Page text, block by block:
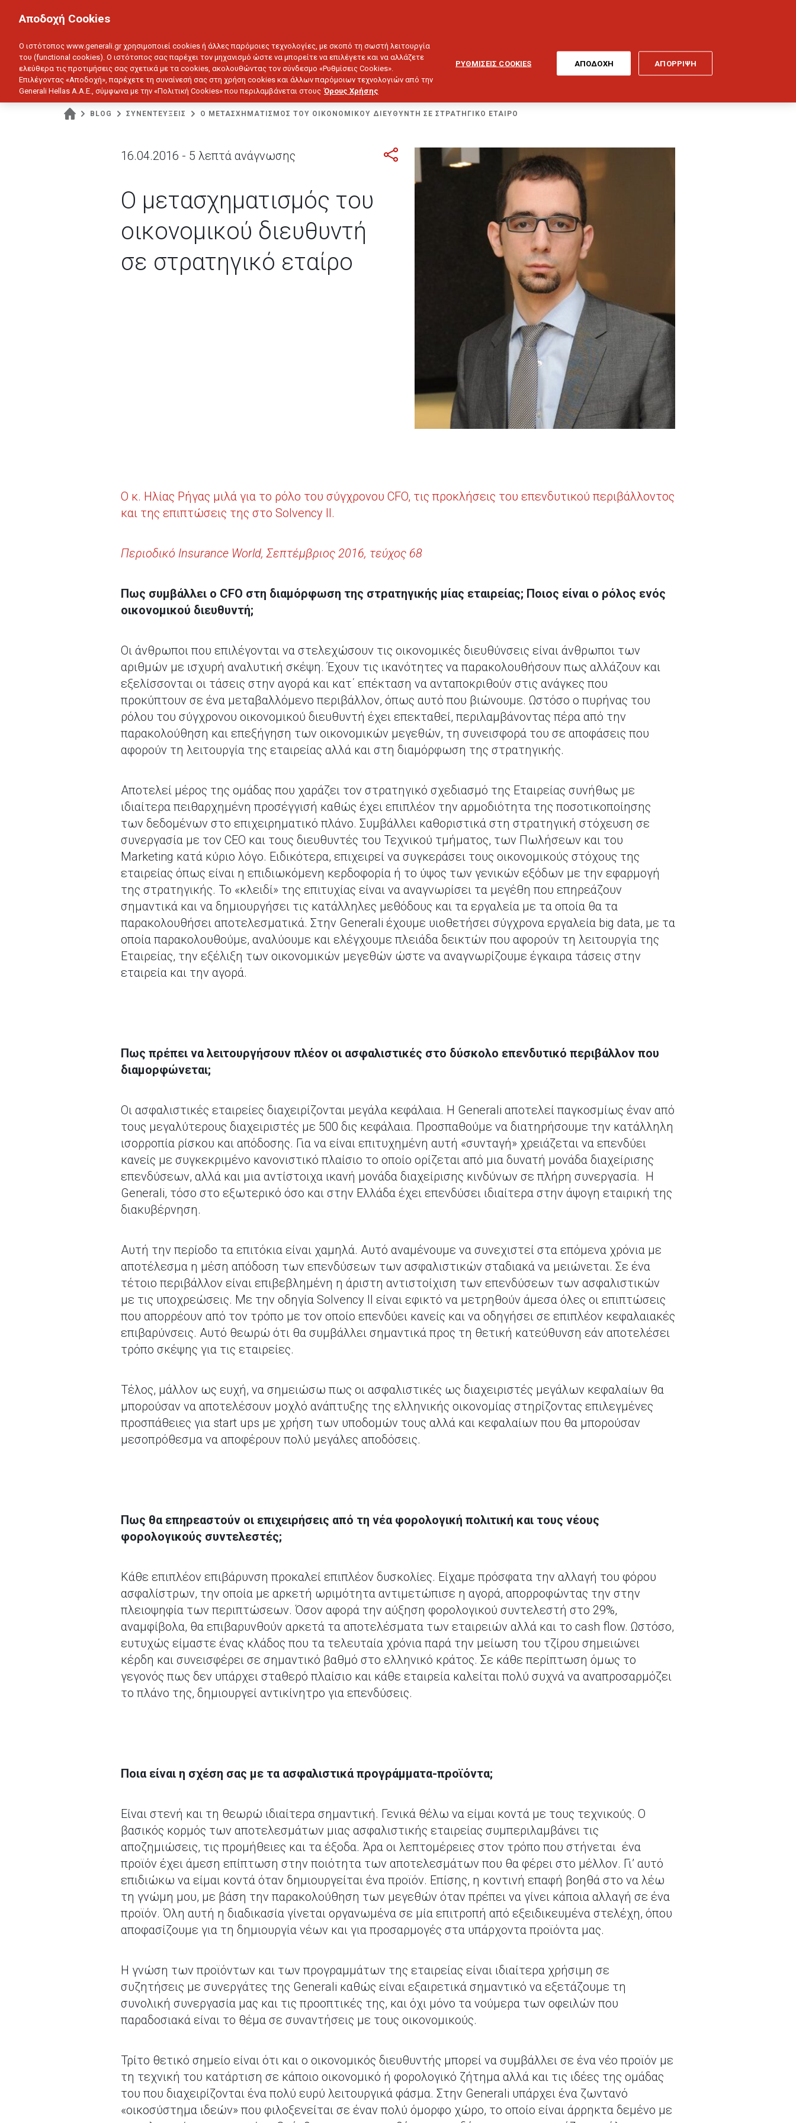
ΥΓΕΙΑ ΑΥΤΟΚΙΝΗΤΟ ΣΠΙΤΙ ΑΠΟΤΑΜΙΕΥΣΗ & ΕΠΕΝΔΥΣΕΙΣ ΤΑΞΙΔΙ ΣΚΑΦΟΣ
BLOG ΣΥΝΕΝΤΕΥΞΕΙΣ Ο ΜΕΤΑΣΧΗΜΑΤΙΣΜΟΣ ΤΟΥ ΟΙΚΟΝΟΜΙΚΟΥ ΔΙΕΥΘΥΝΤΗ ΣΕ ΣΤΡΑΤΗΓΙΚΟ ΕΤΑΙΡΟ
16.04.2016 - 5 λεπτά ανάγνωσης
Ο μετασχηματισμός του
οικονομικού διευθυντή
σε στρατηγικό εταίρο
Ο κ. Ηλίας Ρήγας μιλά για το ρόλο του σύγχρονου CFO, τις προκλήσεις του επενδυτικού περιβάλλοντος
και της επιπτώσεις της στο Solvency II.
Περιοδικό Insurance World, Σεπτέμβριος 2016, τεύχος 68
Πως συμβάλλει ο CFO στη διαμόρφωση της στρατηγικής μίας εταιρείας; Ποιος είναι ο ρόλος ενός
οικονομικού διευθυντή;
Οι άνθρωποι που επιλέγονται να στελεχώσουν τις οικονομικές διευθύνσεις είναι άνθρωποι των
αριθμών με ισχυρή αναλυτική σκέψη. Έχουν τις ικανότητες να παρακολουθήσουν πως αλλάζουν και
εξελίσσονται οι τάσεις στην αγορά και κατ΄ επέκταση να ανταποκριθούν στις ανάγκες που
προκύπτουν σε ένα μεταβαλλόμενο περιβάλλον, όπως αυτό που βιώνουμε. Ωστόσο ο πυρήνας του
ρόλου του σύγχρονου οικονομικού διευθυντή έχει επεκταθεί, περιλαμβάνοντας πέρα από την
παρακολούθηση και επεξήγηση των οικονομικών μεγεθών, τη συνεισφορά του σε αποφάσεις που
αφορούν τη λειτουργία της εταιρείας αλλά και στη διαμόρφωση της στρατηγικής.
Αποτελεί μέρος της ομάδας που χαράζει τον στρατηγικό σχεδιασμό της Εταιρείας συνήθως με
ιδιαίτερα πειθαρχημένη προσέγγισή καθώς έχει επιπλέον την αρμοδιότητα της ποσοτικοποίησης
των δεδομένων στο επιχειρηματικό πλάνο. Συμβάλλει καθοριστικά στη στρατηγική στόχευση σε
συνεργασία με τον CEO και τους διευθυντές του Τεχνικού τμήματος, των Πωλήσεων και του
Marketing κατά κύριο λόγο. Ειδικότερα, επιχειρεί να συγκεράσει τους οικονομικούς στόχους της
εταιρείας όπως είναι η επιδιωκόμενη κερδοφορία ή το ύψος των γενικών εξόδων με την εφαρμογή
της στρατηγικής. Το «κλειδί» της επιτυχίας είναι να αναγνωρίσει τα μεγέθη που επηρεάζουν
σημαντικά και να δημιουργήσει τις κατάλληλες μεθόδους και τα εργαλεία με τα οποία θα τα
παρακολουθήσει αποτελεσματικά. Στην Generali έχουμε υιοθετήσει σύγχρονα εργαλεία big data, με τα
οποία παρακολουθούμε, αναλύουμε και ελέγχουμε πλειάδα δεικτών που αφορούν τη λειτουργία της
Εταιρείας, την εξέλιξη των οικονομικών μεγεθών ώστε να αναγνωρίζουμε έγκαιρα τάσεις στην
εταιρεία και την αγορά.
Πως πρέπει να λειτουργήσουν πλέον οι ασφαλιστικές στο δύσκολο επενδυτικό περιβάλλον που
διαμορφώνεται;
Οι ασφαλιστικές εταιρείες διαχειρίζονται μεγάλα κεφάλαια. Η Generali αποτελεί παγκοσμίως έναν από
τους μεγαλύτερους διαχειριστές με 500 δις κεφάλαια. Προσπαθούμε να διατηρήσουμε την κατάλληλη
ισορροπία ρίσκου και απόδοσης. Για να είναι επιτυχημένη αυτή «συνταγή» χρειάζεται να επενδύει
κανείς με συγκεκριμένο κανονιστικό πλαίσιο το οποίο ορίζεται από μια δυνατή μονάδα διαχείρισης
επενδύσεων, αλλά και μια αντίστοιχα ικανή μονάδα διαχείρισης κινδύνων σε πλήρη συνεργασία. Η
Generali, τόσο στο εξωτερικό όσο και στην Ελλάδα έχει επενδύσει ιδιαίτερα στην άψογη εταιρική της
διακυβέρνηση.
Αυτή την περίοδο τα επιτόκια είναι χαμηλά. Αυτό αναμένουμε να συνεχιστεί στα επόμενα χρόνια με
αποτέλεσμα η μέση απόδοση των επενδύσεων των ασφαλιστικών σταδιακά να μειώνεται. Σε ένα
τέτοιο περιβάλλον είναι επιβεβλημένη η άριστη αντιστοίχιση των επενδύσεων των ασφαλιστικών
με τις υποχρεώσεις. Με την οδηγία Solvency II είναι εφικτό να μετρηθούν άμεσα όλες οι επιπτώσεις
που απορρέουν από τον τρόπο με τον οποίο επενδύει κανείς και να οδηγήσει σε επιπλέον κεφαλαιακές
επιβαρύνσεις. Αυτό θεωρώ ότι θα συμβάλλει σημαντικά προς τη θετική κατεύθυνση εάν αποτελέσει
τρόπο σκέψης για τις εταιρείες.
Τέλος, μάλλον ως ευχή, να σημειώσω πως οι ασφαλιστικές ως διαχειριστές μεγάλων κεφαλαίων θα
μπορούσαν να αποτελέσουν μοχλό ανάπτυξης της ελληνικής οικονομίας στηρίζοντας επιλεγμένες
προσπάθειες για start ups με χρήση των υποδομών τους αλλά και κεφαλαίων που θα μπορούσαν
μεσοπρόθεσμα να αποφέρουν πολύ μεγάλες αποδόσεις.
Πως θα επηρεαστούν οι επιχειρήσεις από τη νέα φορολογική πολιτική και τους νέους
φορολογικούς συντελεστές;
Κάθε επιπλέον επιβάρυνση προκαλεί επιπλέον δυσκολίες. Είχαμε πρόσφατα την αλλαγή του φόρου
ασφαλίστρων, την οποία με αρκετή ωριμότητα αντιμετώπισε η αγορά, απορροφώντας την στην
πλειοψηφία των περιπτώσεων. Όσον αφορά την αύξηση φορολογικού συντελεστή στο 29%,
αναμφίβολα, θα επιβαρυνθούν αρκετά τα αποτελέσματα των εταιρειών αλλά και το cash flow. Ωστόσο,
ευτυχώς είμαστε ένας κλάδος που τα τελευταία χρόνια παρά την μείωση του τζίρου σημειώνει
κέρδη και συνεισφέρει σε σημαντικό βαθμό στο ελληνικό κράτος. Σε κάθε περίπτωση όμως το
γεγονός πως δεν υπάρχει σταθερό πλαίσιο και κάθε εταιρεία καλείται πολύ συχνά να αναπροσαρμόζει
το πλάνο της, δημιουργεί αντικίνητρο για επενδύσεις.
Ποια είναι η σχέση σας με τα ασφαλιστικά προγράμματα-προϊόντα;
Είναι στενή και τη θεωρώ ιδιαίτερα σημαντική. Γενικά θέλω να είμαι κοντά με τους τεχνικούς. Ο
βασικός κορμός των αποτελεσμάτων μιας ασφαλιστικής εταιρείας συμπεριλαμβάνει τις
αποζημιώσεις, τις προμήθειες και τα έξοδα. Άρα οι λεπτομέρειες στον τρόπο που στήνεται ένα
προϊόν έχει άμεση επίπτωση στην ποιότητα των αποτελεσμάτων που θα φέρει στο μέλλον. Γι’ αυτό
επιδιώκω να είμαι κοντά όταν δημιουργείται ένα προϊόν. Επίσης, η κοντινή επαφή βοηθά στο να λέω
τη γνώμη μου, με βάση την παρακολούθηση των μεγεθών όταν πρέπει να γίνει κάποια αλλαγή σε ένα
προϊόν. Όλη αυτή η διαδικασία γίνεται οργανωμένα σε μία επιτροπή από εξειδικευμένα στελέχη, όπου
αποφασίζουμε για τη δημιουργία νέων και για προσαρμογές στα υπάρχοντα προϊόντα μας.
Η γνώση των προϊόντων και των προγραμμάτων της εταιρείας είναι ιδιαίτερα χρήσιμη σε
συζητήσεις με συνεργάτες της Generali καθώς είναι εξαιρετικά σημαντικό να εξετάζουμε τη
συνολική συνεργασία μας και τις προοπτικές της, και όχι μόνο τα νούμερα των οφειλών που
παραδοσιακά είναι το θέμα σε συναντήσεις με τους οικονομικούς.
Τρίτο θετικό σημείο είναι ότι και ο οικονομικός διευθυντής μπορεί να συμβάλλει σε ένα νέο προϊόν με
τη τεχνική του κατάρτιση σε κάποιο οικονομικό ή φορολογικό ζήτημα αλλά και τις ιδέες της ομάδας
του που διαχειρίζονται ένα πολύ ευρύ λειτουργικά φάσμα. Στην Generali υπάρχει ένα ζωντανό
«οικοσύστημα ιδεών» που φιλοξενείται σε έναν πολύ όμορφο χώρο, το οποίο είναι άρρηκτα δεμένο με
Αποδοχή Cookies
Ο ιστότοπος www.generali.gr χρησιμοποιεί cookies ή άλλες παρόμοιες τεχνολογίες, με σκοπό τη σωστή λειτουργία
του (functional cookies). Ο ιστότοπος σας παρέχει τον μηχανισμό ώστε να μπορείτε να επιλέγετε και να αλλάζετε
ελεύθερα τις προτιμήσεις σας σχετικά με τα cookies, ακολουθώντας τον σύνδεσμο «Ρυθμίσεις Cookies».
Επιλέγοντας «Αποδοχή», παρέχετε τη συναίνεσή σας στη χρήση cookies και άλλων παρόμοιων τεχνολογιών από την
Generali Hellas A.A.E., σύμφωνα με την «Πολιτική Cookies» που περιλαμβάνεται στους Όρους Χρήσης
ΡΥΘΜΙΣΕΙΣ COOKIES ΑΠΟΡΡΙΨΗ
ΑΠΟΔΟΧΗ